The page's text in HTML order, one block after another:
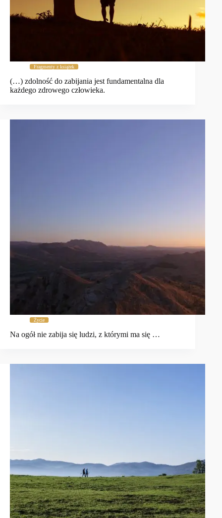
Fragmenty z książek
(…) zdolność do zabijania jest fundamentalna dla
każdego zdrowego człowieka.
Życie
Na ogół nie zabija się ludzi, z którymi ma się …